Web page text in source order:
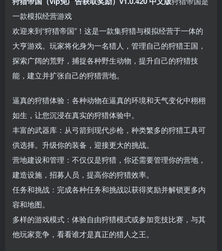
一款模拟经营游戏
欢迎来到“狩猎帝国”！这是一款集狩猎与模拟经营于一体的
大亨游戏。玩家将化身为一名猎人，管理自己的狩猎王国，
探索广阔的荒野，捕捉各种野生动物，提升自己的狩猎技
能，建立并扩张自己的狩猎营地。
逼真的狩猎体验：各种动物在逼真的环境和天气变化中栩栩
如生，让您沉浸在真实的狩猎体验中。
丰富的武器库：从弓箭到现代步枪，种类繁多的狩猎工具可
供选择。升级你的装备，迎接更大的挑战。
营地建设和管理：不仅仅是狩猎，你还需要管理你的营地，
建造设施，招募人员，提高你的狩猎效率。
任务和挑战：完成各种任务和挑战以获得奖励并解锁更多内
容和地图。
多样的游戏模式：体验自由狩猎模式或参加竞技比赛，与其
他玩家竞争，看看谁才是真正的猎人之王。